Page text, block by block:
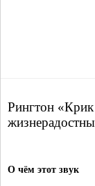
Рингтон
О чём этот звук